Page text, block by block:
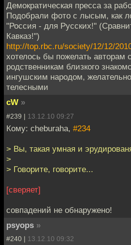
Демократическая пресса за
Подобрали фото с лысым, как
"Россия - для Русских!"
Кавказ!")
http://top.rbc.ru/society/12/12/
хотелось бы пожелать авторам
родственникам близкого
ингушским народом,
телесными
cW »
#239 | 13.12.10 09:27
Кому: cheburaha, #234
> Вы, такая умная и
>
> Говорите, говорите...
[сверяет]
совпадений не обнаружено!
psyops »
#240 | 13.12.10 09:32